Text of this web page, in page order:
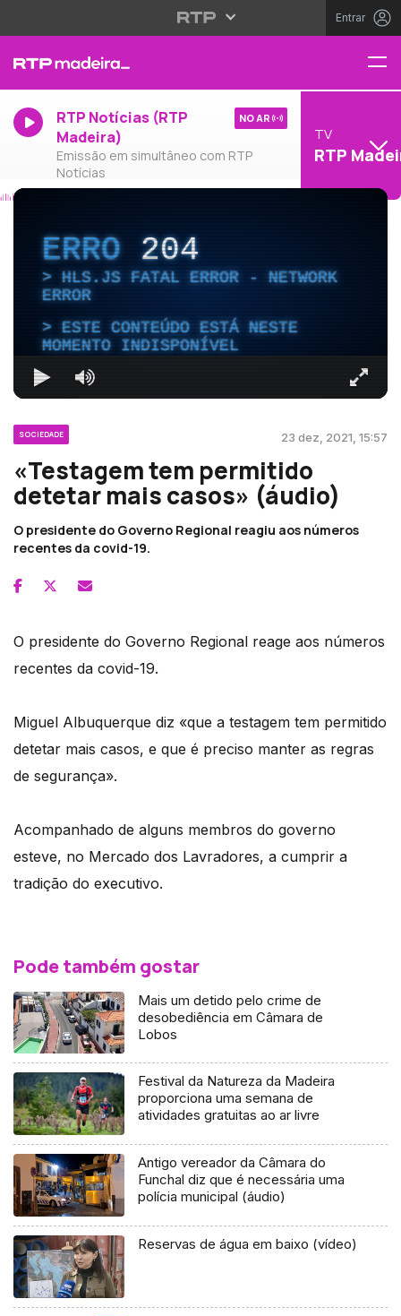
Entrar
RTP Notícias (RTP
Madeira)
Emissão em simultâneo com RTP
Notícias
NO AR
TV
RTP
ERRO204
HLS.JS FATAL ERROR - NETWORK
ERROR
ESTE CONTEÚDO ESTÁ NESTE
MOMENTO INDISPONÍVEL
SOCIEDADE 23 dez, 2021, 15:57
«Testagem tem permitido
detetar mais casos» (áudio)
O presidente do Governo Regional reagiu aos números
recentes da covid-19.
O presidente do Governo Regional reage aos números
recentes da covid-19.
Miguel Albuquerque diz «que a testagem tem permitido
detetar mais casos, e que é preciso manter as regras
de segurança».
Acompanhado de alguns membros do governo
esteve, no Mercado dos Lavradores, a cumprir a
tradição do executivo.
Pode também gostar
Mais um detido pelo crime de
desobediência em Câmara de
Lobos
Festival da Natureza da Madeira
proporciona uma semana de
atividades gratuitas ao ar livre
Antigo vereador da Câmara do
Funchal diz que é necessária uma
polícia municipal (áudio)
Reservas de água em baixo (vídeo)